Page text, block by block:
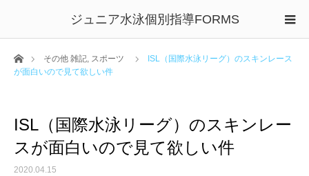
ジュニア水泳個別指導FORMS
ホームその他 雑記, スポーツ
ISL（国際水泳リーグ）のスキンレース
が面白いので見て欲しい件
ISL（国際水泳リーグ）のスキンレー
スが面白いので見て欲しい件
2020.04.15